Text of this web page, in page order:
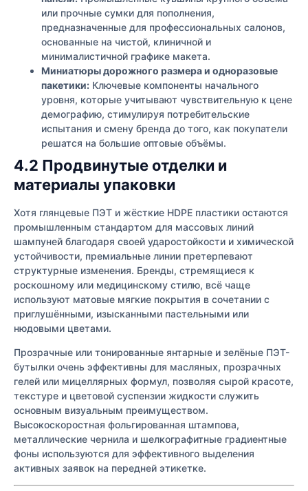
или прочные сумки для пополнения,
предназначенные для профессиональных салонов,
основанные на чистой, клиничной и
минималистичной графике макета.
Миниатюры дорожного размера и одноразовые
пакетики: Ключевые компоненты начального
уровня, которые учитывают чувствительную к цене
демографию, стимулируя потребительские
испытания и смену бренда до того, как покупатели
решатся на большие оптовые объёмы.
4.2 Продвинутые отделки и
материалы упаковки
Хотя глянцевые ПЭТ и жёсткие HDPE пластики остаются
промышленным стандартом для массовых линий
шампуней благодаря своей ударостойкости и химической
устойчивости, премиальные линии претерпевают
структурные изменения. Бренды, стремящиеся к
роскошному или медицинскому стилю, всё чаще
используют матовые мягкие покрытия в сочетании с
приглушёнными, изысканными пастельными или
нюдовыми цветами.
Прозрачные или тонированные янтарные и зелёные ПЭТ-
бутылки очень эффективны для масляных, прозрачных
гелей или мицеллярных формул, позволяя сырой красоте,
текстуре и цветовой суспензии жидкости служить
основным визуальным преимуществом.
Высокоскоростная фольгированная штампова,
металлические чернила и шелкографитные градиентные
фоны используются для эффективного выделения
активных заявок на передней этикетке.